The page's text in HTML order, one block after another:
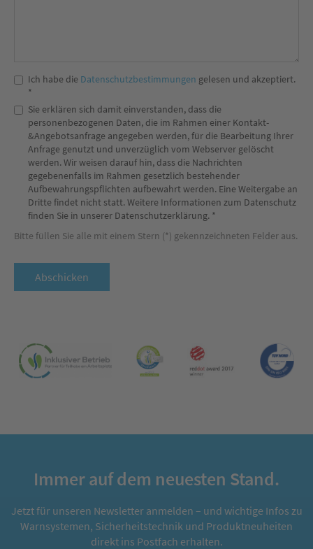
Ich habe die Datenschutzbestimmungen gelesen und akzeptiert.
*
Sie erklären sich damit einverstanden, dass die
personenbezogenen Daten, die im Rahmen einer Kontakt-
&Angebotsanfrage angegeben werden, für die Bearbeitung Ihrer
Anfrage genutzt und unverzüglich vom Webserver gelöscht
werden. Wir weisen darauf hin, dass die Nachrichten
gegebenenfalls im Rahmen gesetzlich bestehender
Aufbewahrungspflichten aufbewahrt werden. Eine Weitergabe an
Dritte findet nicht statt. Weitere Informationen zum Datenschutz
finden Sie in unserer Datenschutzerklärung. *
Bitte füllen Sie alle mit einem Stern (*) gekennzeichneten Felder aus.
Abschicken
Immer auf dem neuesten Stand.
Jetzt für unseren Newsletter anmelden – und wichtige Infos zu
Warnsystemen, Sicherheitstechnik und Produktneuheiten
direkt ins Postfach erhalten.